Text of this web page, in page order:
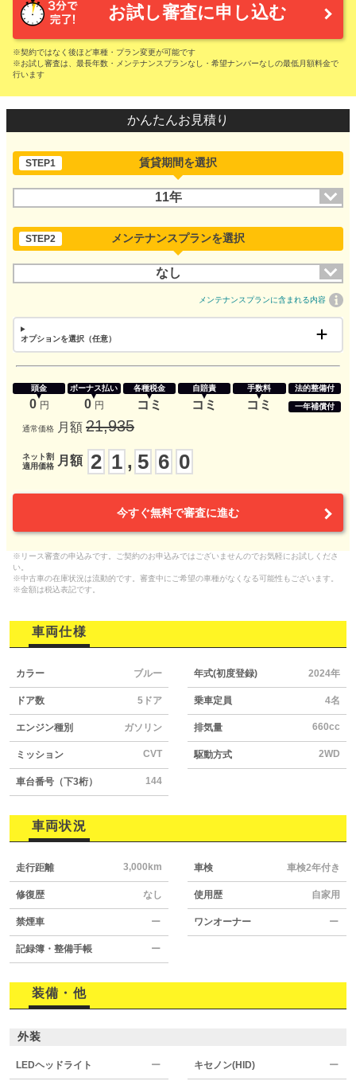
お試し審査に申し込む
※契約ではなく後ほど車種・プラン変更が可能です
※お試し審査は、最長年数・メンテナンスプランなし・希望ナンバーなしの最低月額料金で
行います
かんたんお見積り
STEP1 賃貸期間を選択
11年
STEP2 メンテナンスプランを選択
なし
メンテナンスプランに含まれる内容
オプションを選択（任意）
頭金
0 円
ボーナス払い
0 円
各種税金
コミ
自賠責
コミ
手数料
コミ
法的整備付
一年補償付
通常価格 月額 21,935
ネット割
適用価格
月額 2 1 , 5 6 0
今すぐ無料で審査に進む
※リース審査の申込みです。ご契約のお申込みではございませんのでお気軽にお試しくださ
い。
※中古車の在庫状況は流動的です。審査中にご希望の車種がなくなる可能性もございます。
※金額は税込表記です。
車両仕様
カラー ブルー 年式(初度登録) 2024年
ドア数 5ドア 乗車定員 4名
エンジン種別 ガソリン 排気量 660cc
ミッション CVT 駆動方式 2WD
車台番号（下3桁） 144
車両状況
走行距離 3,000km 車検 車検2年付き
修復歴 なし 使用歴 自家用
禁煙車 ー ワンオーナー ー
記録簿・整備手帳 ー
装備・他
外装
LEDヘッドライト ー キセノン(HID) ー